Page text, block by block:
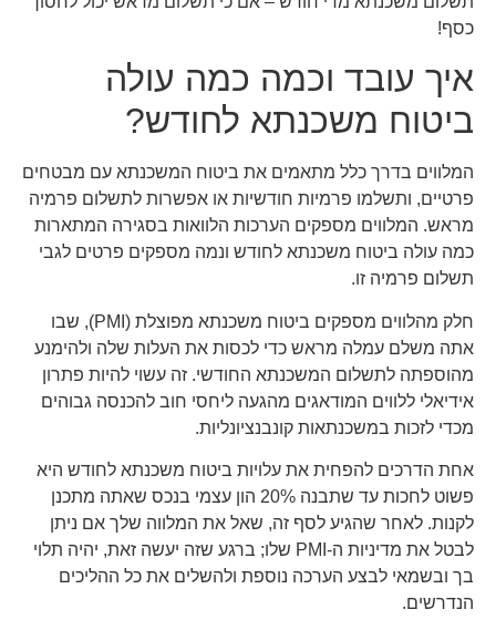
כסף!
איך עובד וכמה כמה עולה
ביטוח משכנתא לחודש?
המלווים בדרך כלל מתאמים את ביטוח המשכנתא עם מבטחים
פרטיים, ותשלמו פרמיות חודשיות או אפשרות לתשלום פרמיה
מראש. המלווים מספקים הערכות הלוואות בסגירה המתארות
כמה עולה ביטוח משכנתא לחודש ונמה מספקים פרטים לגבי
תשלום פרמיה זו.
חלק מהלווים מספקים ביטוח משכנתא מפוצלת (PMI), שבו
אתה משלם עמלה מראש כדי לכסות את העלות שלה ולהימנע
מהוספתה לתשלום המשכנתא החודשי. זה עשוי להיות פתרון
אידיאלי ללווים המודאגים מהגעה ליחסי חוב להכנסה גבוהים
מכדי לזכות במשכנתאות קונבנציונליות.
אחת הדרכים להפחית את עלויות ביטוח משכנתא לחודש היא
פשוט לחכות עד שתבנה 20% הון עצמי בנכס שאתה מתכנן
לקנות. לאחר שהגיע לסף זה, שאל את המלווה שלך אם ניתן
לבטל את מדיניות ה-PMI שלו; ברגע שזה יעשה זאת, יהיה תלוי
בך ובשמאי לבצע הערכה נוספת ולהשלים את כל ההליכים
הנדרשים.